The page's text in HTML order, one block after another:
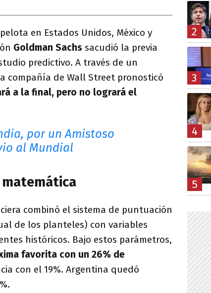
en Estados Unidos, México y
Goldman Sachs sacudió la previa
predictivo. A través de un
compañía de Wall Street pronosticó
a la final, pero no logrará el
por un Amistoso
al Mundial
combinó el sistema de puntuación
de los planteles) con variables
históricos. Bajo estos parámetros,
favorita con un 26% de
con el 19%. Argentina quedó
2
3
4
5